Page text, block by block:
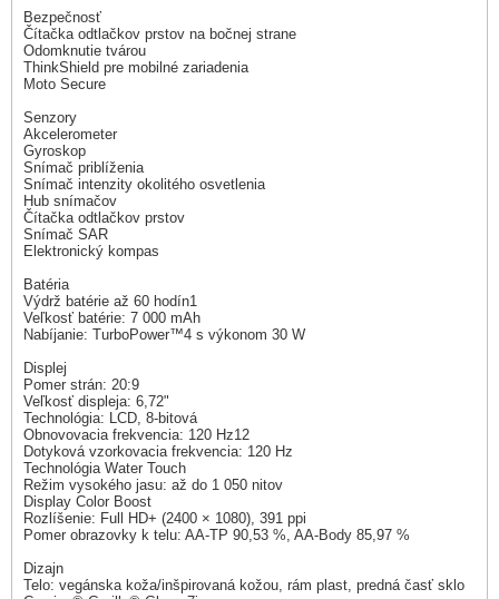
Bezpečnosť
Čítačka odtlačkov prstov na bočnej strane
Odomknutie tvárou
ThinkShield pre mobilné zariadenia
Moto Secure
Senzory
Akcelerometer
Gyroskop
Snímač priblíženia
Snímač intenzity okolitého osvetlenia
Hub snímačov
Čítačka odtlačkov prstov
Snímač SAR
Elektronický kompas
Batéria
Výdrž batérie až 60 hodín1
Veľkosť batérie: 7 000 mAh
Nabíjanie: TurboPower™4 s výkonom 30 W
Displej
Pomer strán: 20:9
Veľkosť displeja: 6,72"
Technológia: LCD, 8-bitová
Obnovovacia frekvencia: 120 Hz12
Dotyková vzorkovacia frekvencia: 120 Hz
Technológia Water Touch
Režim vysokého jasu: až do 1 050 nitov
Display Color Boost
Rozlíšenie: Full HD+ (2400 × 1080), 391 ppi
Pomer obrazovky k telu: AA-TP 90,53 %, AA-Body 85,97 %
Dizajn
Telo: vegánska koža/inšpirovaná kožou, rám plast, predná časť sklo